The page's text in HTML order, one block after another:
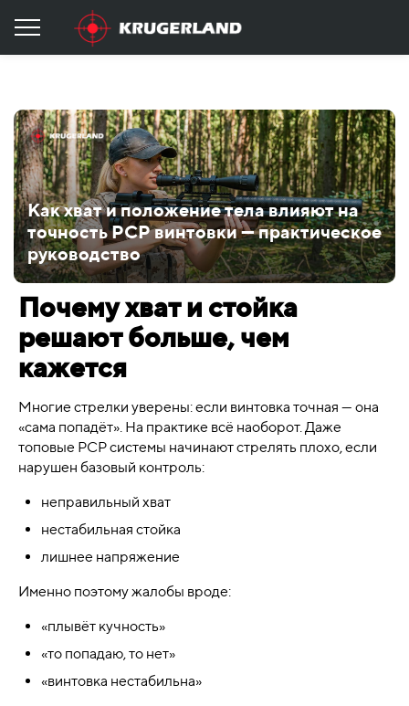
Как хват и положение тела влияют на
точность PCP винтовки — практическое
руководство
Почему хват и стойка
решают больше, чем
кажется
Многие стрелки уверены: если винтовка точная — она
«сама попадёт». На практике всё наоборот. Даже
топовые PCP системы начинают стрелять плохо, если
нарушен базовый контроль:
неправильный хват
нестабильная стойка
лишнее напряжение
Именно поэтому жалобы вроде:
«плывёт кучность»
«то попадаю, то нет»
«винтовка нестабильна»